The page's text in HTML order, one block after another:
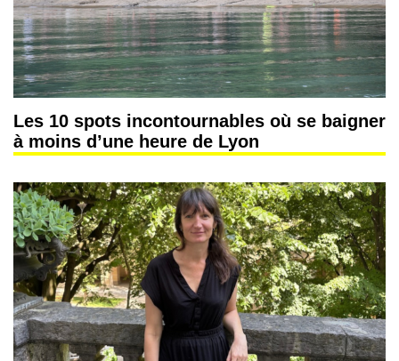
Les 10 spots incontournables où se baigner
à moins d’une heure de Lyon